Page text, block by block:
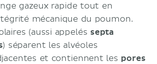
gazeux rapide tout en
mécanique du poumon.
(aussi appelés septa
) séparent les alvéoles
et contiennent les pores